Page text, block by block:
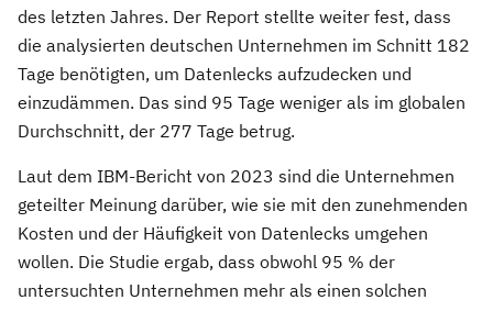
des letzten Jahres. Der Report stellte weiter fest, dass
die analysierten deutschen Unternehmen im Schnitt 182
Tage benötigten, um Datenlecks aufzudecken und
einzudämmen. Das sind 95 Tage weniger als im globalen
Durchschnitt, der 277 Tage betrug.
Laut dem IBM-Bericht von 2023 sind die Unternehmen
geteilter Meinung darüber, wie sie mit den zunehmenden
Kosten und der Häufigkeit von Datenlecks umgehen
wollen. Die Studie ergab, dass obwohl 95 % der
untersuchten Unternehmen mehr als einen solchen